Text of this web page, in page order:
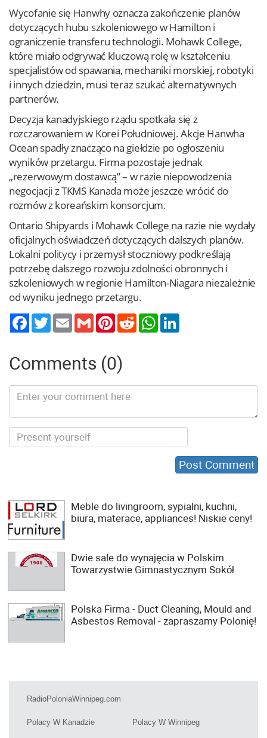
Wycofanie się Hanwhy oznacza zakończenie planów
dotyczących hubu szkoleniowego w Hamilton i
ograniczenie transferu technologii. Mohawk College,
które miało odgrywać kluczową rolę w kształceniu
specjalistów od spawania, mechaniki morskiej, robotyki
i innych dziedzin, musi teraz szukać alternatywnych
partnerów.
Decyzja kanadyjskiego rządu spotkała się z
rozczarowaniem w Korei Południowej. Akcje Hanwha
Ocean spadły znacząco na giełdzie po ogłoszeniu
wyników przetargu. Firma pozostaje jednak
„rezerwowym dostawcą” – w razie niepowodzenia
negocjacji z TKMS Kanada może jeszcze wrócić do
rozmów z koreańskim konsorcjum.
Ontario Shipyards i Mohawk College na razie nie wydały
oficjalnych oświadczeń dotyczących dalszych planów.
Lokalni politycy i przemysł stoczniowy podkreślają
potrzebę dalszego rozwoju zdolności obronnych i
szkoleniowych w regionie Hamilton-Niagara niezależnie
od wyniku jednego przetargu.
TwitterEmail Gmail PinterestReddit WhatsApp
Comments (0)
Meble do livingroom, sypialni, kuchni,
biura, materace, appliances! Niskie ceny!
Dwie sale do wynajęcia w Polskim
Towarzystwie Gimnastycznym Sokół
Polska Firma - Duct Cleaning, Mould and
Asbestos Removal - zapraszamy Polonię!
RadioPoloniaWinnipeg.com
Polacy W Kanadzie Polacy W Winnipeg